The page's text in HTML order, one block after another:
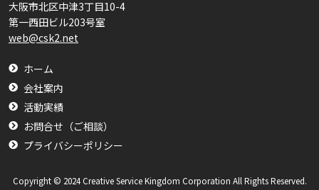
大阪市北区中津3丁目10-4
第一西田ビル203号室
web@csk2.net
ホーム
会社案内
活動実績
お問合せ（ご相談）
プライバシーポリシー
Copyright © 2024 Creative Service Kingdom Corporation All Rights Reserved.